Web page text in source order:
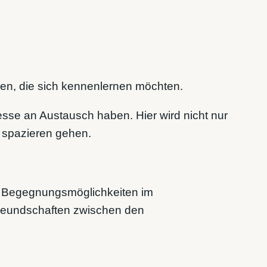
die sich kennenlernen möchten.
an Austausch haben. Hier wird nicht nur
gehen.
im
zwischen den